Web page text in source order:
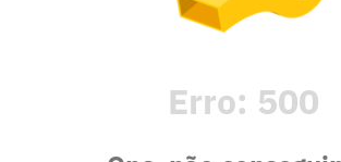
Erro: 500